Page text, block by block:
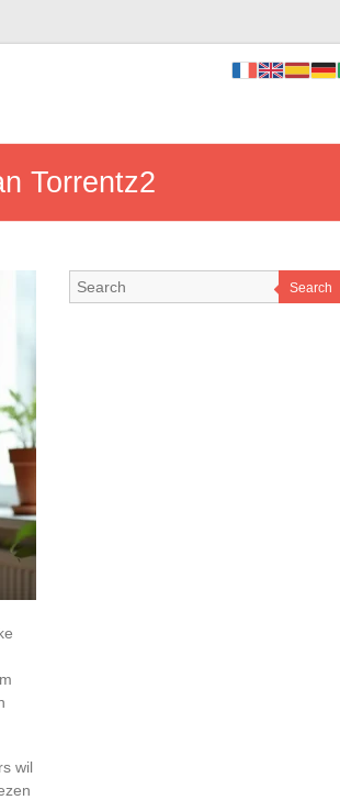
Torrentz2
wil
Search